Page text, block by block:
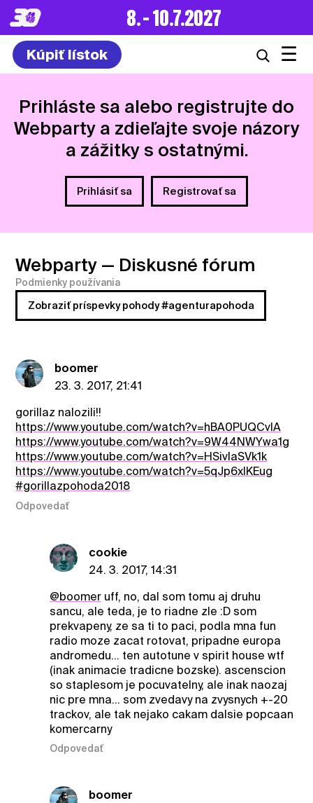
8. – 10.7.2027
Kúpiť lístok ☰
Prihláste sa alebo registrujte do
Webparty a zdieľajte svoje názory
a zážitky s ostatnými.
Prihlásiť sa Registrovať sa
Webparty — Diskusné fórum
Podmienky používania
Zobraziť príspevky pohody #agenturapohoda
boomer
23. 3. 2017, 21:41
gorillaz nalozili!!
https://www.youtube.com/watch?v=hBA0PUQCvIA
https://www.youtube.com/watch?v=9W44NWYwa1g
https://www.youtube.com/watch?v=HSivlaSVk1k
https://www.youtube.com/watch?v=5qJp6xlKEug
#gorillazpohoda2018
Odpovedať
cookie
24. 3. 2017, 14:31
@boomeruff, no, dal som tomu aj druhu
sancu, ale teda, je to riadne zle :D som
prekvapeny, ze sa ti to paci, podla mna fun
radio moze zacat rotovat, pripadne europa
andromedu... ten autotune v spirit house wtf
(inak animacie tradicne bozske). ascenscion
so staplesom je pocuvatelny, ale inak naozaj
nic pre mna... som zvedavy na zvysnych +-20
trackov, ale tak nejako cakam dalsie popcaan
komercarny
Odpovedať
boomer